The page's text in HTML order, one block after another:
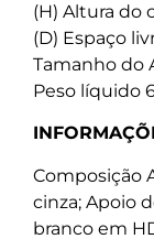
(H) Altura do
(D) Espaço
Tamanho do
Peso líquido
Composição
cinza; Apoio
branco em